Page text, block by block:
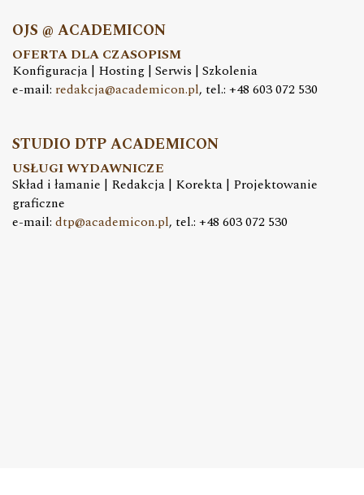
OJS @ ACADEMICON
OFERTA DLA CZASOPISM
Konfiguracja | Hosting | Serwis | Szkolenia
e-mail: redakcja@academicon.pl, tel.: +48 603 072 530
STUDIO DTP ACADEMICON
USŁUGI WYDAWNICZE
Skład i łamanie | Redakcja | Korekta | Projektowanie
graficzne
e-mail: dtp@academicon.pl, tel.: +48 603 072 530